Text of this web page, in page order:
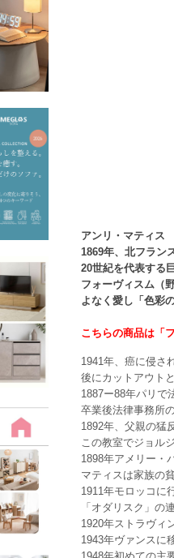
アンリ・マティス
1869年、北フラン
20世紀を代表する
フォーヴィスム（
よなく愛し「色彩
こちらの商品は「
1941年、癌に侵さ
後にカットアウト
1887ー88年パリで
卒業後法律事務所
1892年、父親の猛
この教室でジョル
1898年アメリー・
マティスは家族の
1911年モロッコに
「オダリスク」の
1920年ストラヴィ
1943年ヴァンスに